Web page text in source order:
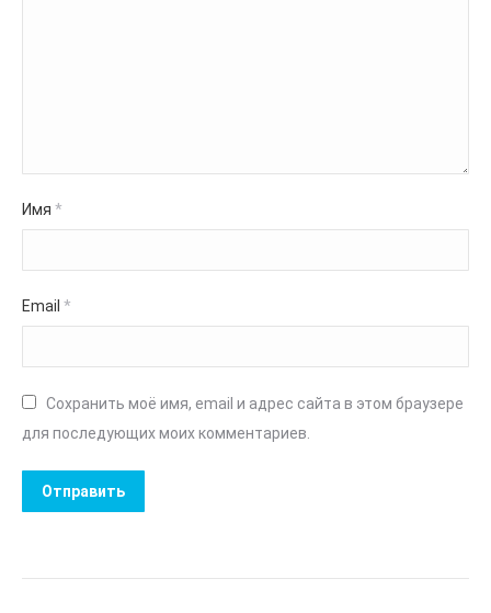
Имя *
Email *
Сохранить моё имя, email и адрес сайта в этом браузере
для последующих моих комментариев.